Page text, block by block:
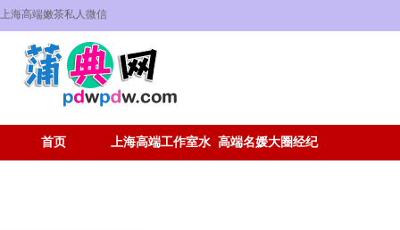
上海高端嫩茶私人微信
首页 上海高端工作室水 高端名媛大圈经纪